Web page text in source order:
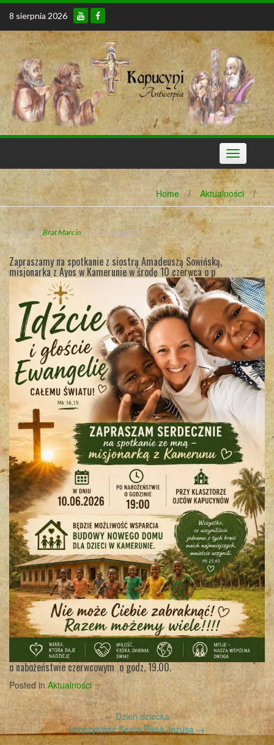
Skip
content
8 sierpnia 2026
Toggle
navigation
Home / Aktualności /
Posted ByBrat Marcin on 7 czerwca 2026
Zapraszamy na spotkanie z siostrą Amadeuszą Sowińską,
misjonarka z Ayos w Kamerunie w środę 10 czerwca o p
o nabożeństwie czerwcowym o godz. 19.00.
Posted in Aktualności
Post
navigation
← Dzień dziecka
Uroczystość Serca Pana Jezusa →